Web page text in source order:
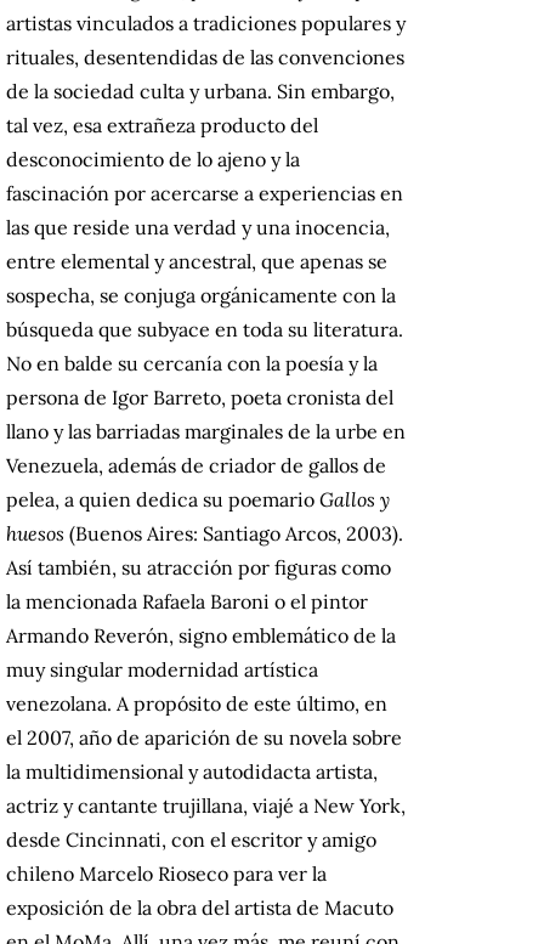
artistas vinculados a tradiciones populares y
rituales, desentendidas de las convenciones
de la sociedad culta y urbana. Sin embargo,
tal vez, esa extrañeza producto del
desconocimiento de lo ajeno y la
fascinación por acercarse a experiencias en
las que reside una verdad y una inocencia,
entre elemental y ancestral, que apenas se
sospecha, se conjuga orgánicamente con la
búsqueda que subyace en toda su literatura.
No en balde su cercanía con la poesía y la
persona de Igor Barreto, poeta cronista del
llano y las barriadas marginales de la urbe en
Venezuela, además de criador de gallos de
pelea, a quien dedica su poemario Gallos y
huesos (Buenos Aires: Santiago Arcos, 2003).
Así también, su atracción por figuras como
la mencionada Rafaela Baroni o el pintor
Armando Reverón, signo emblemático de la
muy singular modernidad artística
venezolana. A propósito de este último, en
el 2007, año de aparición de su novela sobre
la multidimensional y autodidacta artista,
actriz y cantante trujillana, viajé a New York,
desde Cincinnati, con el escritor y amigo
chileno Marcelo Rioseco para ver la
exposición de la obra del artista de Macuto